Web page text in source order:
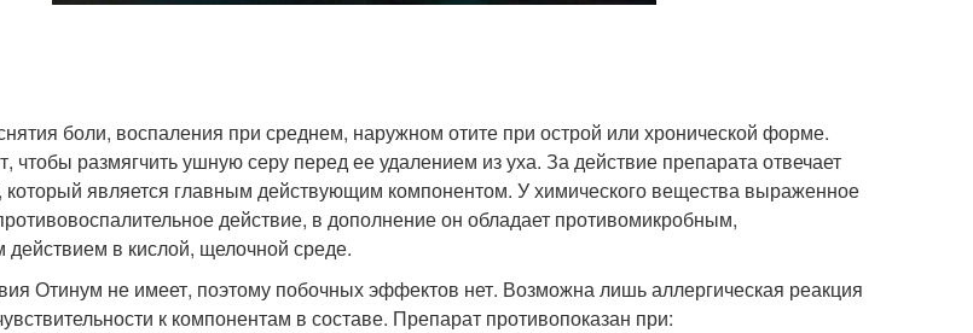
боли, воспаления при среднем, наружном отите при острой или хронической форме.
чтобы размягчить ушную серу перед ее удалением из уха. За действие препарата отвечает
который является главным действующим компонентом. У химического вещества выраженное
действие, в дополнение он обладает противомикробным,
действием в кислой, щелочной среде.
Отинум не имеет, поэтому побочных эффектов нет. Возможна лишь аллергическая реакция
к компонентам в составе. Препарат противопоказан при: